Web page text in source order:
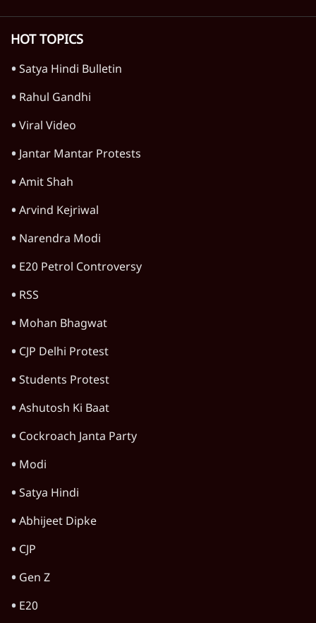
HOT TOPICS
Satya Hindi Bulletin
Rahul Gandhi
Viral Video
Jantar Mantar Protests
Amit Shah
Arvind Kejriwal
Narendra Modi
E20 Petrol Controversy
RSS
Mohan Bhagwat
CJP Delhi Protest
Students Protest
Ashutosh Ki Baat
Cockroach Janta Party
Modi
Satya Hindi
Abhijeet Dipke
CJP
Gen Z
E20